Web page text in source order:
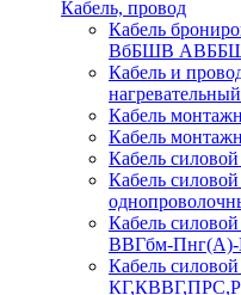
Кабель, провод
Кабель
ВбБШВ
Кабель и
нагревательный
Кабель
Кабель
Кабель
Кабель
Кабель
ВВГбм-Пнг(А)-
Кабель